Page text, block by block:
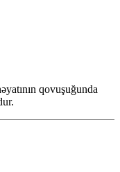
qovuşuğunda